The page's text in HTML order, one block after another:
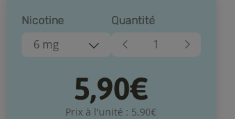
Nicotine
6 mg
Quantité
5,90€
Prix à l'unité : 5,90€